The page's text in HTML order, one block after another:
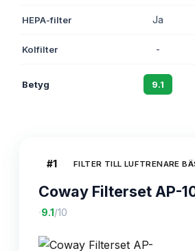
HEPA-filter Ja
Kolfilter -
Betyg 9.1
#1 FILTER TILL LUFTRENARE
Coway Filterset AP-
·9.1 /10